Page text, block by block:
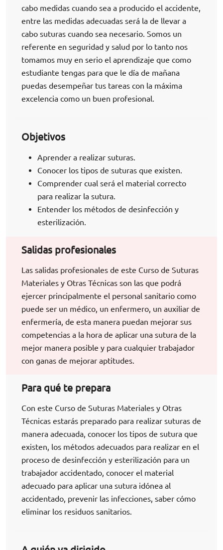
cabo medidas cuando sea a producido el accidente,
entre las medidas adecuadas será la de llevar a
cabo suturas cuando sea necesario. Somos un
referente en seguridad y salud por lo tanto nos
tomamos muy en serio el aprendizaje que como
estudiante tengas para que le día de mañana
puedas desempeñar tus tareas con la máxima
excelencia como un buen profesional.
Objetivos
Aprender a realizar suturas.
Conocer los tipos de suturas que existen.
Comprender cual será el material correcto
para realizar la sutura.
Entender los métodos de desinfección y
esterilización.
Salidas profesionales
Las salidas profesionales de este Curso de Suturas
Materiales y Otras Técnicas son las que podrá
ejercer principalmente el personal sanitario como
puede ser un médico, un enfermero, un auxiliar de
enfermería, de esta manera puedan mejorar sus
competencias a la hora de aplicar una sutura de la
mejor manera posible y para cualquier trabajador
con ganas de mejorar aptitudes.
Para qué te prepara
Con este Curso de Suturas Materiales y Otras
Técnicas estarás preparado para realizar suturas de
manera adecuada, conocer los tipos de sutura que
existen, los métodos adecuados para realizar en el
proceso de desinfección y esterilización para un
trabajador accidentado, conocer el material
adecuado para aplicar una sutura idónea al
accidentado, prevenir las infecciones, saber cómo
eliminar los residuos sanitarios.